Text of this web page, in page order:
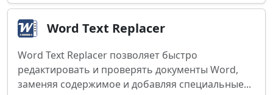
Word Text Replacer
Word Text Replacer позволяет быстро
редактировать и проверять документы Word,
заменяя содержимое и добавляя специальные...